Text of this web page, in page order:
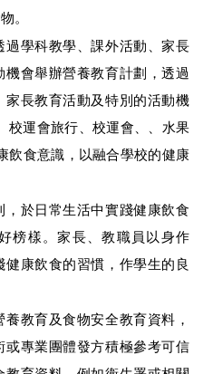
。
學科教學、課外活動、家長
會舉辦營養教育計劃，透過
長教育活動及特別的活動機
校運會旅行、校運會、、水果
飲食意識，以融合學校的健康
於日常生活中實踐健康飲食
榜樣。家長、教職員以身作
康飲食的習慣，作學生的良
教育及食物安全教育資料，
專業團體發方積極參考可信